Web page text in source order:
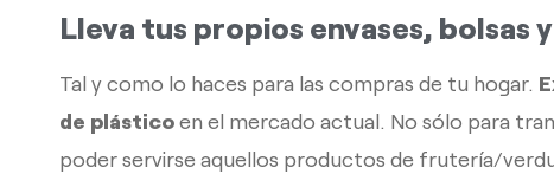
Lleva tus propios envases, bolsas
Tal y como lo haces para las compras de tu hogar.
de plásticoen el mercado actual. No sólo para
poder servirse aquellos productos de frutería/